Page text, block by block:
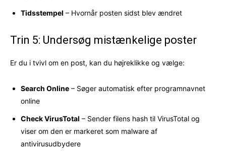
Tidsstempel – Hvornår posten sidst blev ændret
Trin 5: Undersøg mistænkelige poster
Er du i tvivl om en post, kan du højreklikke og vælge:
Search Online – Søger automatisk efter programnavnet
online
Check VirusTotal – Sender filens hash til VirusTotal og
viser om den er markeret som malware af
antivirusudbydere